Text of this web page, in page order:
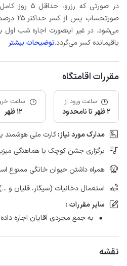
در صورتی که
باقیمانده کسر می‌گردد.توضیحات بیشتر
مقررات اقامتگاه
ساعت ورود از
2 ظهر تا نامحدود
ساعت
12 ظهر
مدارک مورد نیاز:کارت ملی هوشمند
برگزاری جشن کوچک با هماهنگی
همراه داشتن حیوان خانگی ممنوع
استعمال دخانیات (سیگار، قلیان و
سایر مقررات :
به جمع مجردی آقایان اجاره
نقشه